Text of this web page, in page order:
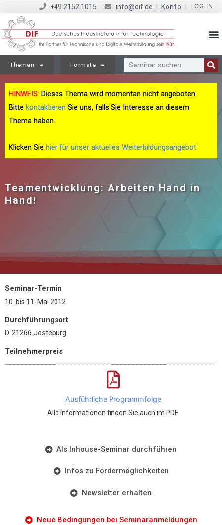
+49 2152 1015 info@dif.de Konto LOG IN
Themen Formate
HINWEIS: Dieses Thema wird momentan nicht angeboten.
Bitte kontaktieren Sie uns, falls Sie Interesse an diesem
Thema haben.
Klicken Sie hier für unser aktuelles Weiterbildungsangebot.
Teamentwicklung: Arbeiten Hand in
Hand!
Seminar-Termin
10. bis 11. Mai 2012
Durchführungsort
D-21266 Jesteburg
Teilnehmerpreis
Ausführliche Programmfolge
Alle Informationen finden Sie auch im PDF.
Als Inhouse-Seminar durchführen
Infos zu Fördermöglichkeiten
Newsletter erhalten
Neue Bedingungen bei Seminaranmeldungen